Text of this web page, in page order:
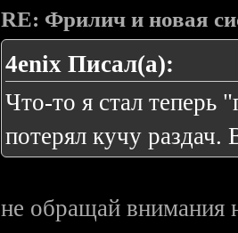
RE: Фрилич и новая
4enix Писал(а):
Что-то я стал теперь
потерял кучу
не обращай внимания